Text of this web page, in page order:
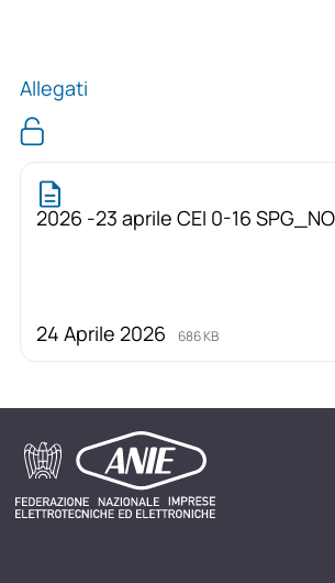
Allegati
2026 -23 aprile CEI 0-16
24 Aprile 2026 686 KB